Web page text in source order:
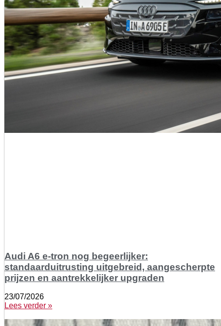
Audi A6 e-tron nog begeerlijker:
standaarduitrusting uitgebreid, aangescherpte
prijzen en aantrekkelijker upgraden
23/07/2026
Lees verder »